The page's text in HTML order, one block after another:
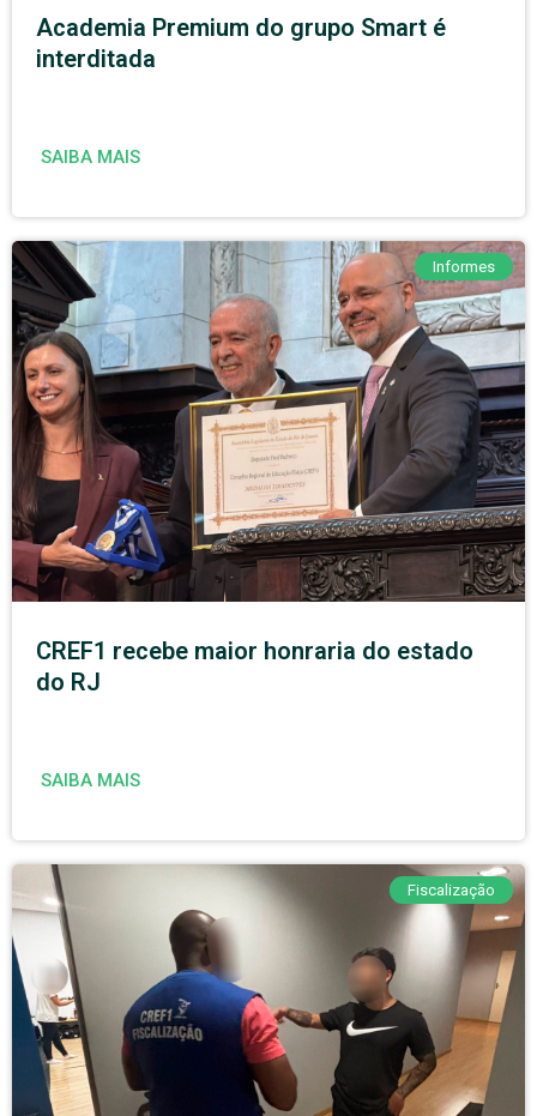
Academia Premium do grupo Smart é
interditada
SAIBA MAIS
Informes
CREF1 recebe maior honraria do estado
do RJ
SAIBA MAIS
Fiscalização